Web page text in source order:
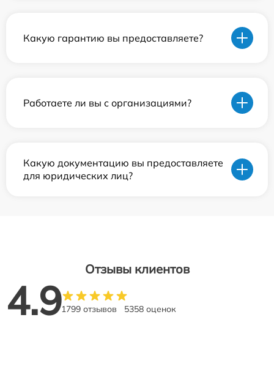
Какую гарантию вы предоставляете?
Работаете ли вы с организациями?
Какую документацию вы предоставляете
для юридических лиц?
Отзывы клиентов
4.91799 отзывов 5358 оценок